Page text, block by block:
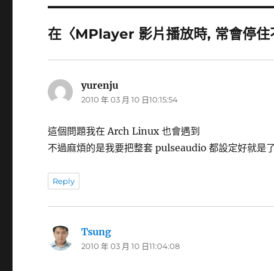
在〈MPlayer 影片播放時, 常會停住
yurenju
示:
2010 年 03 月 10 日10:15:54
這個問題我在 Arch Linux 也會遇到
不過麻煩的是我要把整套 pulseaudio 都設定好就是
Reply
Tsung
示:
2010 年 03 月 10 日11:04:08